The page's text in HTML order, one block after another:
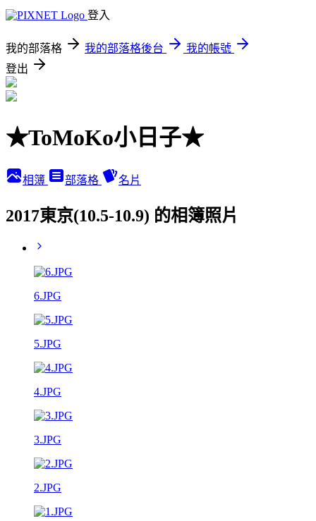
登入
我的部落格 我的部落格後台
我的帳號
登出
★ToMoKo小日子★
相簿 部落格 名片
2017東京(10.5-10.9) 的相簿照片
6.JPG
5.JPG
4.JPG
3.JPG
2.JPG